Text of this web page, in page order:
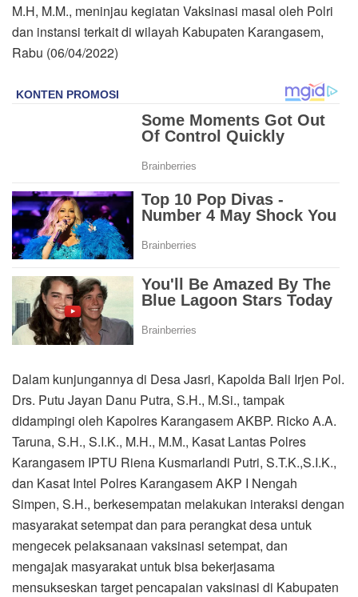
M.H, M.M., meninjau kegiatan Vaksinasi masal oleh Polri
dan instansi terkait di wilayah Kabupaten Karangasem,
Rabu (06/04/2022)
Dalam kunjungannya di Desa Jasri, Kapolda Bali Irjen Pol.
Drs. Putu Jayan Danu Putra, S.H., M.Si., tampak
didampingi oleh Kapolres Karangasem AKBP. Ricko A.A.
Taruna, S.H., S.I.K., M.H., M.M., Kasat Lantas Polres
Karangasem IPTU Riena Kusmarlandi Putri, S.T.K.,S.I.K.,
dan Kasat Intel Polres Karangasem AKP I Nengah
Simpen, S.H., berkesempatan melakukan interaksi dengan
masyarakat setempat dan para perangkat desa untuk
mengecek pelaksanaan vaksinasi setempat, dan
mengajak masyarakat untuk bisa bekerjasama
mensukseskan target pencapaian vaksinasi di Kabupaten